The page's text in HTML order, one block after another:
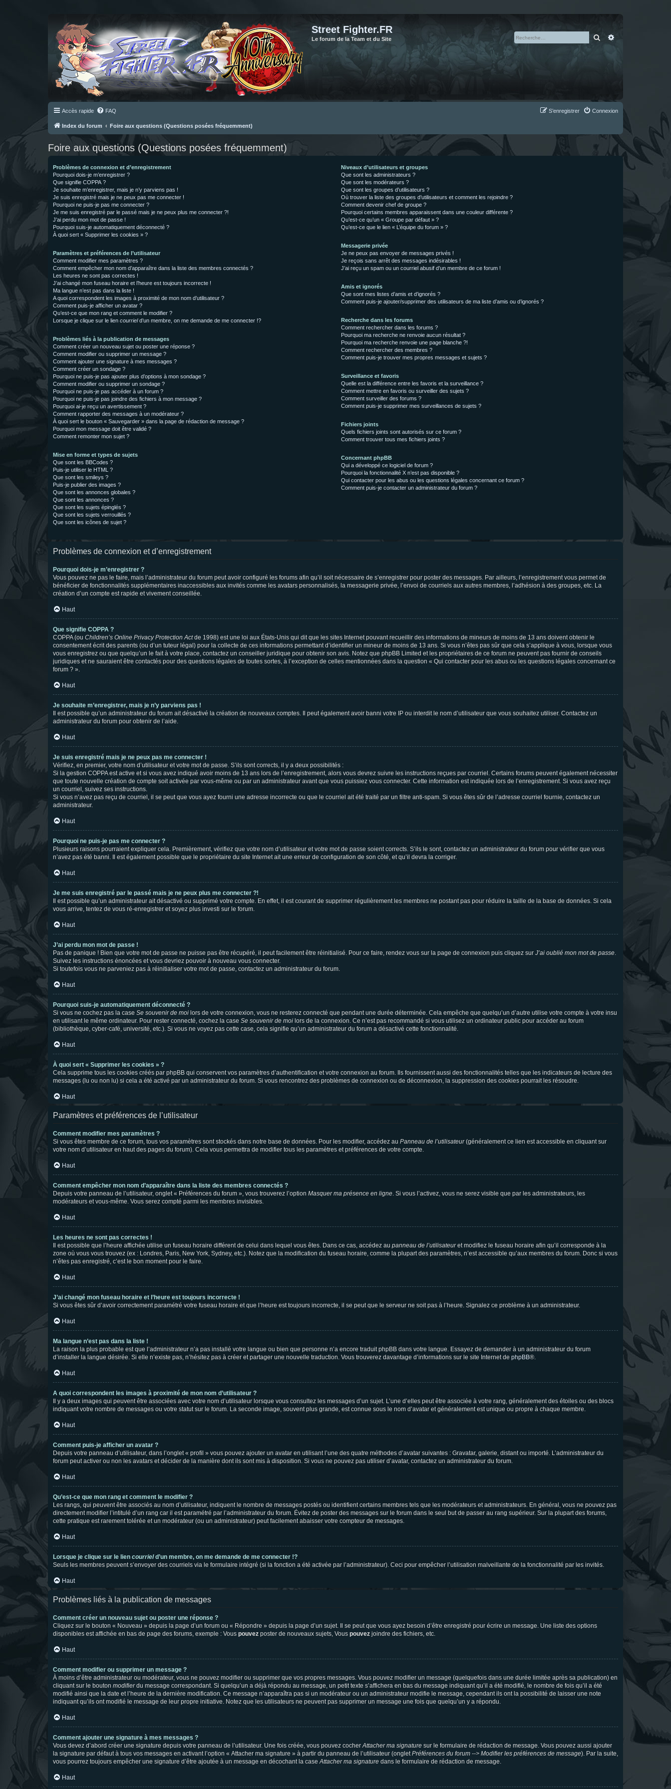
Street Fighter.FR
Le forum de la Team et du Site Rechercher
Accès rapide FAQ Connexion
S’enregistrer
Index du forum Foire aux questions (Questions posées fréquemment)
Foire aux questions (Questions posées fréquemment)
Problèmes de connexion et d’enregistrement
Pourquoi dois-je m’enregistrer ?
Que signifie COPPA ?
Je souhaite m’enregistrer, mais je n’y parviens pas !
Je suis enregistré mais je ne peux pas me connecter !
Pourquoi ne puis-je pas me connecter ?
Je me suis enregistré par le passé mais je ne peux plus me connecter ?!
J’ai perdu mon mot de passe !
Pourquoi suis-je automatiquement déconnecté ?
À quoi sert « Supprimer les cookies » ?
Paramètres et préférences de l’utilisateur
Comment modifier mes paramètres ?
Comment empêcher mon nom d’apparaître dans la liste des membres connectés ?
Les heures ne sont pas correctes !
J’ai changé mon fuseau horaire et l’heure est toujours incorrecte !
Ma langue n’est pas dans la liste !
A quoi correspondent les images à proximité de mon nom d’utilisateur ?
Comment puis-je afficher un avatar ?
Qu’est-ce que mon rang et comment le modifier ?
Lorsque je clique sur le lien courrield’un membre, on me demande de me connecter !?
Problèmes liés à la publication de messages
Comment créer un nouveau sujet ou poster une réponse ?
Comment modifier ou supprimer un message ?
Comment ajouter une signature à mes messages ?
Comment créer un sondage ?
Pourquoi ne puis-je pas ajouter plus d’options à mon sondage ?
Comment modifier ou supprimer un sondage ?
Pourquoi ne puis-je pas accéder à un forum ?
Pourquoi ne puis-je pas joindre des fichiers à mon message ?
Pourquoi ai-je reçu un avertissement ?
Comment rapporter des messages à un modérateur ?
À quoi sert le bouton « Sauvegarder » dans la page de rédaction de message ?
Pourquoi mon message doit être validé ?
Comment remonter mon sujet ?
Mise en forme et types de sujets
Que sont les BBCodes ?
Puis-je utiliser le HTML ?
Que sont les smileys ?
Puis-je publier des images ?
Que sont les annonces globales ?
Que sont les annonces ?
Que sont les sujets épinglés ?
Que sont les sujets verrouillés ?
Que sont les icônes de sujet ?
Niveaux d’utilisateurs et groupes
Que sont les administrateurs ?
Que sont les modérateurs ?
Que sont les groupes d’utilisateurs ?
Où trouver la liste des groupes d’utilisateurs et comment les rejoindre ?
Comment devenir chef de groupe ?
Pourquoi certains membres apparaissent dans une couleur différente ?
Qu’est-ce qu’un « Groupe par défaut » ?
Qu’est-ce que le lien « L’équipe du forum » ?
Messagerie privée
Je ne peux pas envoyer de messages privés !
Je reçois sans arrêt des messages indésirables !
J’ai reçu un spam ou un courriel abusif d’un membre de ce forum !
Amis et ignorés
Que sont mes listes d’amis et d’ignorés ?
Comment puis-je ajouter/supprimer des utilisateurs de ma liste d’amis ou d’ignorés ?
Recherche dans les forums
Comment rechercher dans les forums ?
Pourquoi ma recherche ne renvoie aucun résultat ?
Pourquoi ma recherche renvoie une page blanche ?!
Comment rechercher des membres ?
Comment puis-je trouver mes propres messages et sujets ?
Surveillance et favoris
Quelle est la différence entre les favoris et la surveillance ?
Comment mettre en favoris ou surveiller des sujets ?
Comment surveiller des forums ?
Comment puis-je supprimer mes surveillances de sujets ?
Fichiers joints
Quels fichiers joints sont autorisés sur ce forum ?
Comment trouver tous mes fichiers joints ?
Concernant phpBB
Qui a développé ce logiciel de forum ?
Pourquoi la fonctionnalité X n’est pas disponible ?
Qui contacter pour les abus ou les questions légales concernant ce forum ?
Comment puis-je contacter un administrateur du forum ?
Problèmes de connexion et d’enregistrement
Pourquoi dois-je m’enregistrer ?
Vous pouvez ne pas le faire, mais l’administrateur du forum peut avoir configuré les forums afin qu’il soit nécessaire de s’enregistrer pour poster des messages. Par ailleurs, l’enregistrement vous permet de
bénéficier de fonctionnalités supplémentaires inaccessibles aux invités comme les avatars personnalisés, la messagerie privée, l’envoi de courriels aux autres membres, l’adhésion à des groupes, etc. La
création d’un compte est rapide et vivement conseillée.
Haut
Que signifie COPPA ?
COPPA (ou Children’s Online Privacy Protection Actde 1998) est une loi aux États-Unis qui dit que les sites Internet pouvant recueillir des informations de mineurs de moins de 13 ans doivent obtenir le
consentement écrit des parents (ou d’un tuteur légal) pour la collecte de ces informations permettant d’identifier un mineur de moins de 13 ans. Si vous n’êtes pas sûr que cela s’applique à vous, lorsque vous
vous enregistrez ou que quelqu’un le fait à votre place, contactez un conseiller juridique pour obtenir son avis. Notez que phpBB Limited et les propriétaires de ce forum ne peuvent pas fournir de conseils
juridiques et ne sauraient être contactés pour des questions légales de toutes sortes, à l’exception de celles mentionnées dans la question « Qui contacter pour les abus ou les questions légales concernant ce
forum ? ».
Haut
Je souhaite m’enregistrer, mais je n’y parviens pas !
Il est possible qu’un administrateur du forum ait désactivé la création de nouveaux comptes. Il peut également avoir banni votre IP ou interdit le nom d’utilisateur que vous souhaitez utiliser. Contactez un
administrateur du forum pour obtenir de l’aide.
Haut
Je suis enregistré mais je ne peux pas me connecter !
Vérifiez, en premier, votre nom d’utilisateur et votre mot de passe. S’ils sont corrects, il y a deux possibilités :
Si la gestion COPPA est active et si vous avez indiqué avoir moins de 13 ans lors de l’enregistrement, alors vous devrez suivre les instructions reçues par courriel. Certains forums peuvent également nécessiter
que toute nouvelle création de compte soit activée par vous-même ou par un administrateur avant que vous puissiez vous connecter. Cette information est indiquée lors de l’enregistrement. Si vous avez reçu
un courriel, suivez ses instructions.
Si vous n’avez pas reçu de courriel, il se peut que vous ayez fourni une adresse incorrecte ou que le courriel ait été traité par un filtre anti-spam. Si vous êtes sûr de l’adresse courriel fournie, contactez un
administrateur.
Haut
Pourquoi ne puis-je pas me connecter ?
Plusieurs raisons pourraient expliquer cela. Premièrement, vérifiez que votre nom d’utilisateur et votre mot de passe soient corrects. S’ils le sont, contactez un administrateur du forum pour vérifier que vous
n’avez pas été banni. Il est également possible que le propriétaire du site Internet ait une erreur de configuration de son côté, et qu’il devra la corriger.
Haut
Je me suis enregistré par le passé mais je ne peux plus me connecter ?!
Il est possible qu’un administrateur ait désactivé ou supprimé votre compte. En effet, il est courant de supprimer régulièrement les membres ne postant pas pour réduire la taille de la base de données. Si cela
vous arrive, tentez de vous ré-enregistrer et soyez plus investi sur le forum.
Haut
J’ai perdu mon mot de passe !
Pas de panique ! Bien que votre mot de passe ne puisse pas être récupéré, il peut facilement être réinitialisé. Pour ce faire, rendez vous sur la page de connexion puis cliquez sur J’ai oublié mon mot de passe.
Suivez les instructions énoncées et vous devriez pouvoir à nouveau vous connecter.
Si toutefois vous ne parveniez pas à réinitialiser votre mot de passe, contactez un administrateur du forum.
Haut
Pourquoi suis-je automatiquement déconnecté ?
Si vous ne cochez pas la case Se souvenir de moi lors de votre connexion, vous ne resterez connecté que pendant une durée déterminée. Cela empêche que quelqu’un d’autre utilise votre compte à votre insu
en utilisant le même ordinateur. Pour rester connecté, cochez la case Se souvenir de moi lors de la connexion. Ce n’est pas recommandé si vous utilisez un ordinateur public pour accéder au forum
(bibliothèque, cyber-café, université, etc.). Si vous ne voyez pas cette case, cela signifie qu’un administrateur du forum a désactivé cette fonctionnalité.
Haut
À quoi sert « Supprimer les cookies » ?
Cela supprime tous les cookies créés par phpBB qui conservent vos paramètres d’authentification et votre connexion au forum. Ils fournissent aussi des fonctionnalités telles que les indicateurs de lecture des
messages (lu ou non lu) si cela a été activé par un administrateur du forum. Si vous rencontrez des problèmes de connexion ou de déconnexion, la suppression des cookies pourrait les résoudre.
Haut
Paramètres et préférences de l’utilisateur
Comment modifier mes paramètres ?
Si vous êtes membre de ce forum, tous vos paramètres sont stockés dans notre base de données. Pour les modifier, accédez au Panneau de l’utilisateur(généralement ce lien est accessible en cliquant sur
votre nom d’utilisateur en haut des pages du forum). Cela vous permettra de modifier tous les paramètres et préférences de votre compte.
Haut
Comment empêcher mon nom d’apparaître dans la liste des membres connectés ?
Depuis votre panneau de l’utilisateur, onglet « Préférences du forum », vous trouverez l’option Masquer ma présence en ligne. Si vous l’activez, vous ne serez visible que par les administrateurs, les
modérateurs et vous-même. Vous serez compté parmi les membres invisibles.
Haut
Les heures ne sont pas correctes !
Il est possible que l’heure affichée utilise un fuseau horaire différent de celui dans lequel vous êtes. Dans ce cas, accédez au panneau de l’utilisateuret modifiez le fuseau horaire afin qu’il corresponde à la
zone où vous vous trouvez (ex : Londres, Paris, New York, Sydney, etc.). Notez que la modification du fuseau horaire, comme la plupart des paramètres, n’est accessible qu’aux membres du forum. Donc si vous
n’êtes pas enregistré, c’est le bon moment pour le faire.
Haut
J’ai changé mon fuseau horaire et l’heure est toujours incorrecte !
Si vous êtes sûr d’avoir correctement paramétré votre fuseau horaire et que l’heure est toujours incorrecte, il se peut que le serveur ne soit pas à l’heure. Signalez ce problème à un administrateur.
Haut
Ma langue n’est pas dans la liste !
La raison la plus probable est que l’administrateur n’a pas installé votre langue ou bien que personne n’a encore traduit phpBB dans votre langue. Essayez de demander à un administrateur du forum
d’installer la langue désirée. Si elle n’existe pas, n’hésitez pas à créer et partager une nouvelle traduction. Vous trouverez davantage d’informations sur le site Internet de phpBB®.
Haut
A quoi correspondent les images à proximité de mon nom d’utilisateur ?
Il y a deux images qui peuvent être associées avec votre nom d’utilisateur lorsque vous consultez les messages d’un sujet. L’une d’elles peut être associée à votre rang, généralement des étoiles ou des blocs
indiquant votre nombre de messages ou votre statut sur le forum. La seconde image, souvent plus grande, est connue sous le nom d’avatar et généralement est unique ou propre à chaque membre.
Haut
Comment puis-je afficher un avatar ?
Depuis votre panneau d’utilisateur, dans l’onglet « profil » vous pouvez ajouter un avatar en utilisant l’une des quatre méthodes d’avatar suivantes : Gravatar, galerie, distant ou importé. L’administrateur du
forum peut activer ou non les avatars et décider de la manière dont ils sont mis à disposition. Si vous ne pouvez pas utiliser d’avatar, contactez un administrateur du forum.
Haut
Qu’est-ce que mon rang et comment le modifier ?
Les rangs, qui peuvent être associés au nom d’utilisateur, indiquent le nombre de messages postés ou identifient certains membres tels que les modérateurs et administrateurs. En général, vous ne pouvez pas
directement modifier l’intitulé d’un rang car il est paramétré par l’administrateur du forum. Évitez de poster des messages sur le forum dans le seul but de passer au rang supérieur. Sur la plupart des forums,
cette pratique est rarement tolérée et un modérateur (ou un administrateur) peut facilement abaisser votre compteur de messages.
Haut
Lorsque je clique sur le lien courrield’un membre, on me demande de me connecter !?
Seuls les membres peuvent s’envoyer des courriels via le formulaire intégré (si la fonction a été activée par l’administrateur). Ceci pour empêcher l’utilisation malveillante de la fonctionnalité par les invités.
Haut
Problèmes liés à la publication de messages
Comment créer un nouveau sujet ou poster une réponse ?
Cliquez sur le bouton « Nouveau » depuis la page d’un forum ou « Répondre » depuis la page d’un sujet. Il se peut que vous ayez besoin d’être enregistré pour écrire un message. Une liste des options
disponibles est affichée en bas de page des forums, exemple : Vous pouvez poster de nouveaux sujets, Vous pouvez joindre des fichiers, etc.
Haut
Comment modifier ou supprimer un message ?
À moins d’être administrateur ou modérateur, vous ne pouvez modifier ou supprimer que vos propres messages. Vous pouvez modifier un message (quelquefois dans une durée limitée après sa publication) en
cliquant sur le bouton modifierdu message correspondant. Si quelqu’un a déjà répondu au message, un petit texte s’affichera en bas du message indiquant qu’il a été modifié, le nombre de fois qu’il a été
modifié ainsi que la date et l’heure de la dernière modification. Ce message n’apparaîtra pas si un modérateur ou un administrateur modifie le message, cependant ils ont la possibilité de laisser une note
indiquant qu’ils ont modifié le message de leur propre initiative. Notez que les utilisateurs ne peuvent pas supprimer un message une fois que quelqu’un y a répondu.
Haut
Comment ajouter une signature à mes messages ?
Vous devez d’abord créer une signature depuis votre panneau de l’utilisateur. Une fois créée, vous pouvez cocherAttacher ma signature sur le formulaire de rédaction de message. Vous pouvez aussi ajouter
la signature par défaut à tous vos messages en activant l’option « Attacher ma signature » à partir du panneau de l’utilisateur (ongletPréférences du forum --> Modifier les préférences de message). Par la suite,
vous pourrez toujours empêcher une signature d’être ajoutée à un message en décochant la caseAttacher ma signature dans le formulaire de rédaction de message.
Haut